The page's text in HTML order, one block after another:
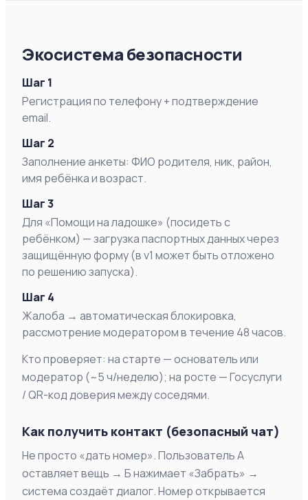
Экосистема безопасности
Шаг 1
Регистрация по телефону + подтверждение
email.
Шаг 2
Заполнение анкеты: ФИО родителя, ник, район,
имя ребёнка и возраст.
Шаг 3
Для «Помощи на ладошке» (посидеть с
ребёнком) — загрузка паспортных данных через
защищённую форму (в v1 может быть отложено
по решению запуска).
Шаг 4
Жалоба → автоматическая блокировка,
рассмотрение модератором в течение 48 часов.
Кто проверяет: на старте — основатель или
модератор (~5 ч/неделю); на росте — Госуслуги
/ QR-код доверия между соседями.
Как получить контакт (безопасный чат)
Не просто «дать номер». Пользователь А
оставляет вещь → Б нажимает «Забрать» →
система создаёт диалог. Номер открывается